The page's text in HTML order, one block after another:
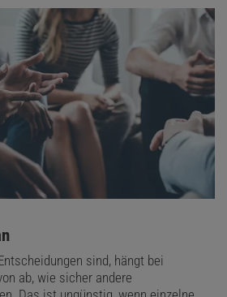
sind, hängt bei
ab, wie sicher andere